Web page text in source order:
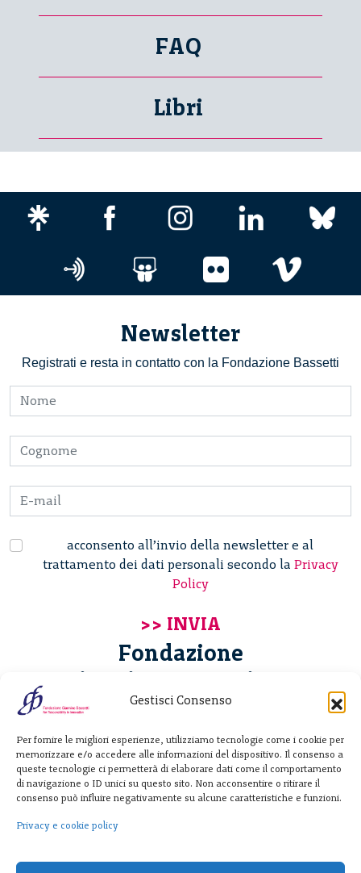
Gestisci Consenso
Per fornire le migliori esperienze, utilizziamo tecnologie come i cookie per
memorizzare e/o accedere alle informazioni del dispositivo. Il consenso a
queste tecnologie ci permetterà di elaborare dati come il comportamento
di navigazione o ID unici su questo sito. Non acconsentire o ritirare il
consenso può influire negativamente su alcune caratteristiche e funzioni.
Privacy e cookie policy
FAQ
Libri
Newsletter
Registrati e resta in contatto con la Fondazione Bassetti
acconsento all’invio della newsletter e al
trattamento dei dati personali secondo la Privacy
Policy
Fondazione
Giannino Bassetti ETS
20122 Milano - Italia
T. +39 02 781933
F. + 39 02 76392030
info@fondazionebassetti.org
p.i. 12520270153